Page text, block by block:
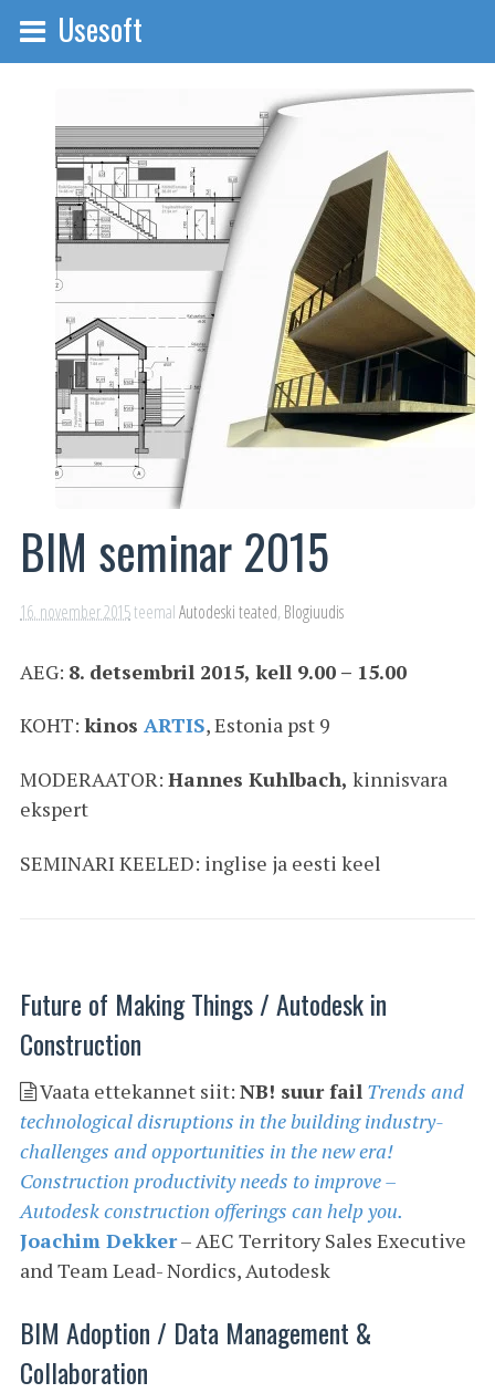
Usesoft
BIM seminar 2015
16. november 2015teemalAutodeski teated, Blogiuudis
AEG: 8. detsembril 2015, kell 9.00 – 15.00
KOHT: kinos ARTIS, Estonia pst 9
MODERAATOR: Hannes Kuhlbach, kinnisvara
ekspert
SEMINARI KEELED: inglise ja eesti keel
Future of Making Things / Autodesk in
Construction
Vaata ettekannet siit: NB! suur fail Trends and
technological disruptions in the building industry-
challenges and opportunities in the new era!
Construction productivity needs to improve –
Autodesk construction offerings can help you.
Joachim Dekker– AEC Territory Sales Executive
and Team Lead- Nordics, Autodesk
BIM Adoption / Data Management &
Collaboration